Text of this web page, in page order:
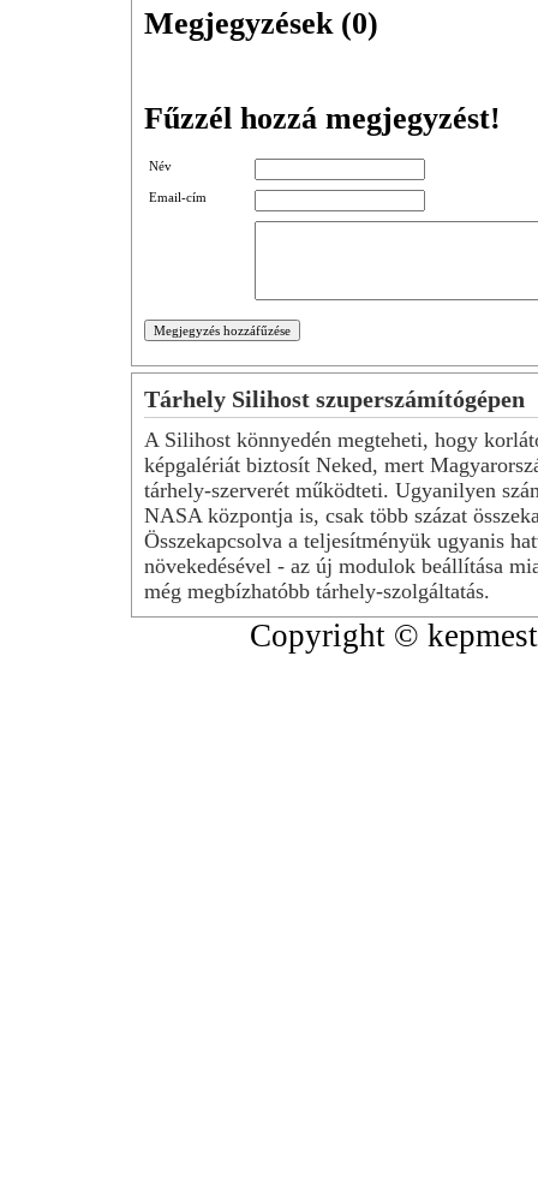
Megjegyzések (0)
Fűzzél hozzá megjegyzést!
Név
Email-cím
Tárhely Silihost szuperszámítógépen
A Silihost könnyedén megteheti, hogy
képgalériát biztosít Neked, mert
tárhely-szerverét működteti. Ugyanilyen
NASA központja is, csak több százat
Összekapcsolva a teljesítményük ugyanis
növekedésével - az új modulok beállítása
még megbízhatóbb tárhely-szolgáltatás.
Copyright ©